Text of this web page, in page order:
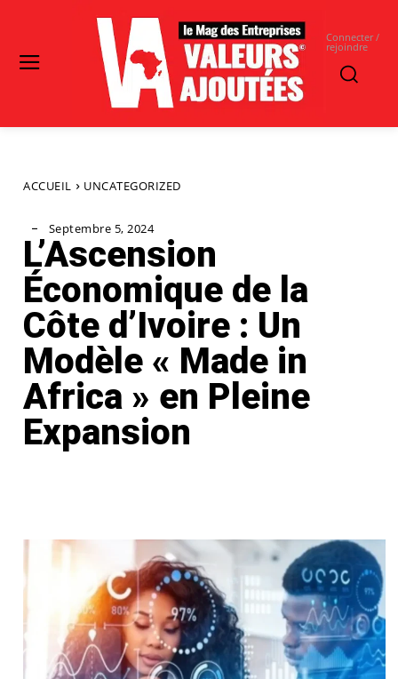
Connecter /
rejoindre
ACCUEIL UNCATEGORIZED
Septembre 5, 2024
L’Ascension
Économique de la
Côte d’Ivoire : Un
Modèle « Made in
Africa » en Pleine
Expansion